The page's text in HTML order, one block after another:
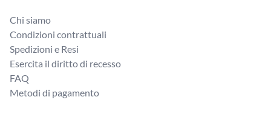
Chi siamo
Condizioni contrattuali
Spedizioni e Resi
Esercita il diritto di recesso
FAQ
Metodi di pagamento